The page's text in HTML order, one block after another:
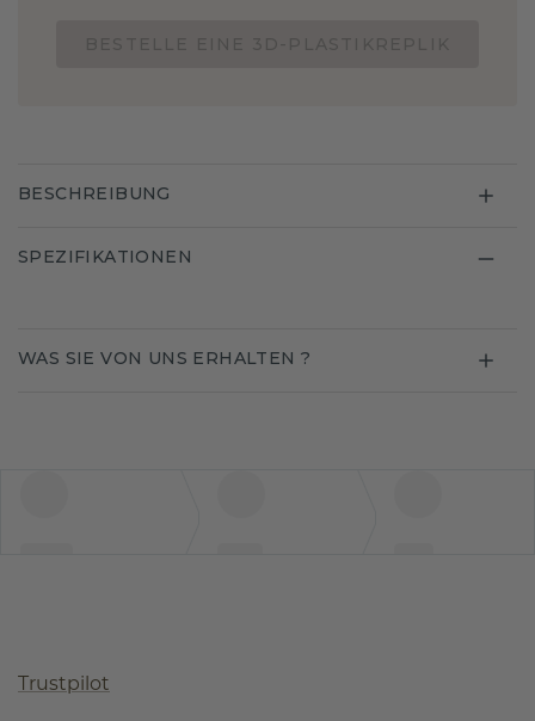
BESCHREIBUNG
SPEZIFIKATIONEN
WAS SIE VON UNS ERHALTEN ?
Trustpilot